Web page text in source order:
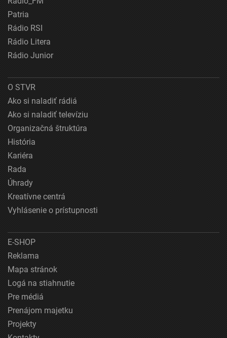
Patria
Rádio RSI
Rádio Litera
Rádio Junior
O STVR
Ako si naladiť rádiá
Ako si naladiť televíziu
Organizačná štruktúra
História
Kariéra
Rada
Úhrady
Kreatívne centrá
Vyhlásenie o prístupnosti
E-SHOP
Reklama
Mapa stránok
Logá na stiahnutie
Pre médiá
Prenájom majetku
Projekty